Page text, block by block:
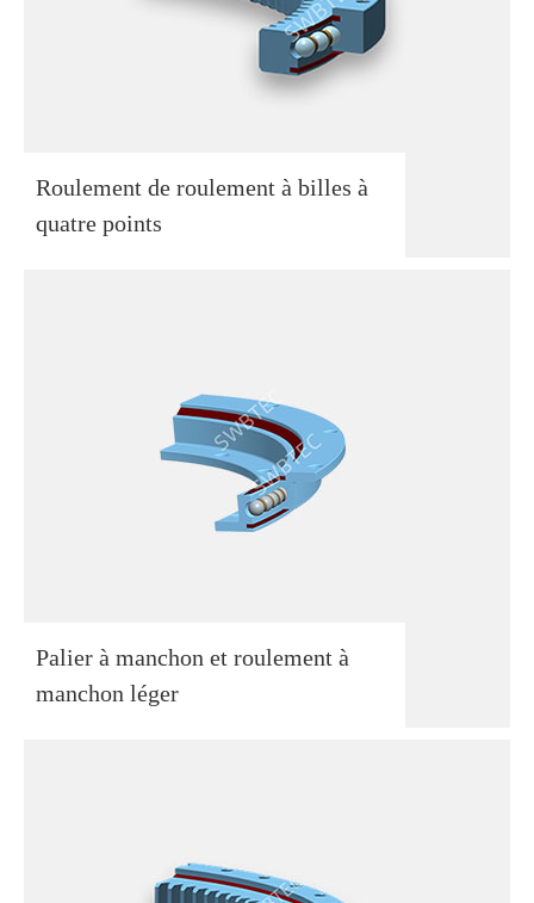
Roulement de roulement à billes à
quatre points
Palier à manchon et roulement à
manchon léger